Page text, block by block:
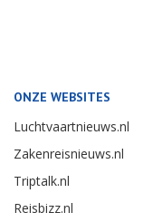
ONZE WEBSITES
Luchtvaartnieuws.nl
Zakenreisnieuws.nl
Triptalk.nl
Reisbizz.nl